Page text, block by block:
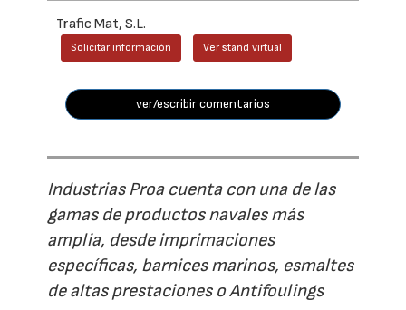
Trafic Mat, S.L.
Solicitar información Ver stand virtual
ver/escribir comentarios
Industrias Proa cuenta con una de las
gamas de productos navales más
amplia, desde imprimaciones
específicas, barnices marinos, esmaltes
de altas prestaciones o Antifoulings